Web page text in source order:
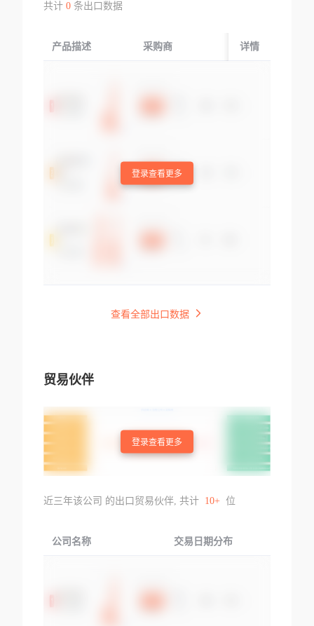
共计 0条出口数据
产品描述 采购商 起运国/地区
详情
登录查看更多
查看全部出口数据
贸易伙伴
登录查看更多
近三年该公司 的出口贸易伙伴, 共计 10+ 位
公司名称 交易日期分布